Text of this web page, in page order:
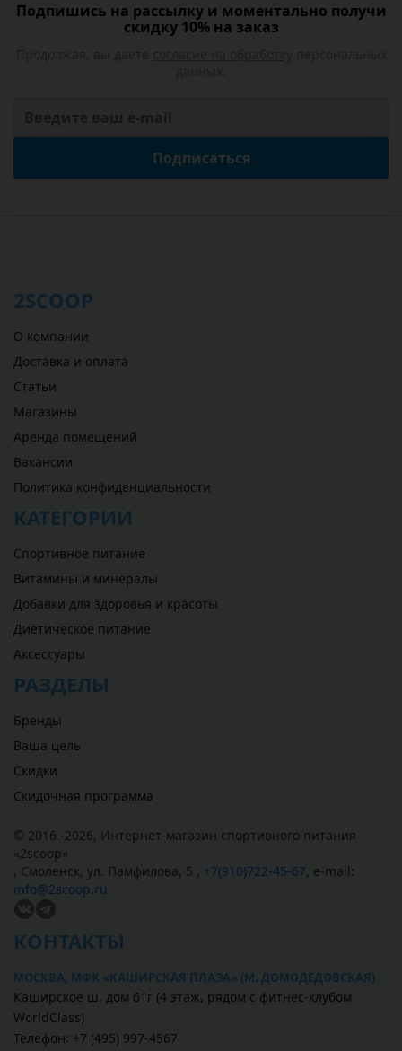
Подпишись на рассылку и моментально получи
скидку 10% на заказ
Подписаться
2SCOOP
О компании
Доставка и оплата
Статьи
Магазины
Аренда помещений
Вакансии
Политика конфиденциальности
КАТЕГОРИИ
Спортивное питание
Витамины и минералы
Добавки для здоровья и красоты
Диетическое питание
Аксессуары
РАЗДЕЛЫ
Бренды
Ваша цель
Скидки
Скидочная программа
© 2016 -2026, Интернет-магазин спортивного питания
«2scoop»
, Смоленск, ул. Памфилова, 5 , +7(910)722-45-67, e-mail:
info@2scoop.ru
КОНТАКТЫ
МОСКВА, МФК «КАШИРСКАЯ ПЛАЗА» (М. ДОМОДЕДОВСКАЯ)
Каширское ш. дом 61г (4 этаж, рядом с фитнес-клубом
WorldClass)
Телефон: +7 (495) 997-4567